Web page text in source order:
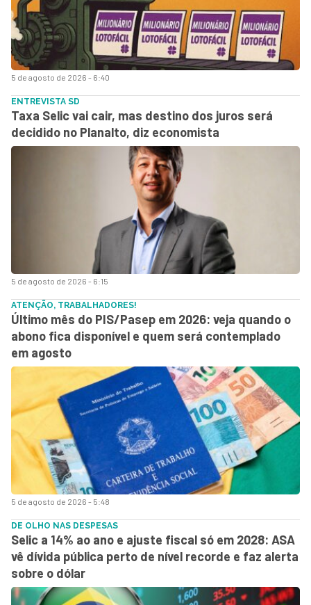
5 de agosto de 2026 - 6:40
5 de agosto de 2026 - 6:15
ENTREVISTA SD
Taxa Selic vai cair, mas destino dos juros será
decidido no Planalto, diz economista
5 de agosto de 2026 - 5:48
ATENÇÃO, TRABALHADORES!
Último mês do PIS/Pasep em 2026: veja quando o
abono fica disponível e quem será contemplado
em agosto
DE OLHO NAS DESPESAS
Selic a 14% ao ano e ajuste fiscal só em 2028: ASA
vê dívida pública perto de nível recorde e faz alerta
sobre o dólar